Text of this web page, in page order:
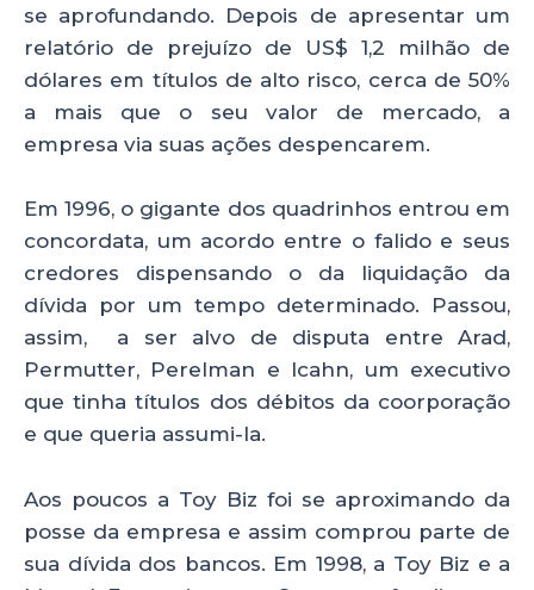
se aprofundando. Depois de apresentar um
relatório de prejuízo de US$ 1,2 milhão de
dólares em títulos de alto risco, cerca de 50%
a mais que o seu valor de mercado, a
empresa via suas ações despencarem.
Em 1996, o gigante dos quadrinhos entrou em
concordata, um acordo entre o falido e seus
credores dispensando o da liquidação da
dívida por um tempo determinado. Passou,
assim, a ser alvo de disputa entre Arad,
Permutter, Perelman e Icahn, um executivo
que tinha títulos dos débitos da coorporação
e que queria assumi-la.
Aos poucos a Toy Biz foi se aproximando da
posse da empresa e assim comprou parte de
sua dívida dos bancos. Em 1998, a Toy Biz e a